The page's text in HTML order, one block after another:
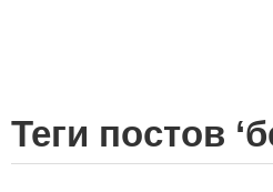
Теги постов